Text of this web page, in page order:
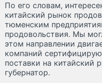
По его словам,
китайский рынок
тюменским
продовольствия. Мы
этом направлении
компаний
поставки на китайский
губернатор.